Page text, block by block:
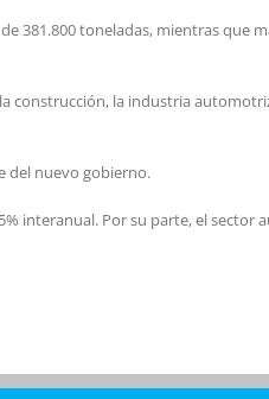
381.800 toneladas, mientras que
construcción, la industria
del nuevo gobierno.
interanual. Por su parte, el sector